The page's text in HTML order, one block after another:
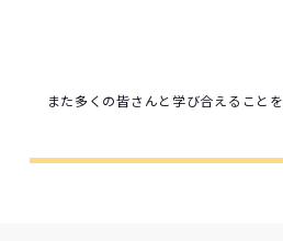
また多くの皆さんと学び合えること